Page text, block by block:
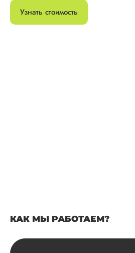
Узнать стоимость
КАК МЫ РАБОТАЕМ?